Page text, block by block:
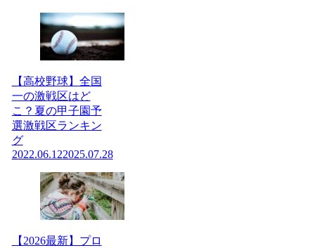
【高校野球】全国
一の激戦区はど
こ？夏の甲子園予
選激戦区ランキン
グ
2022.06.122025.07.28
【2026最新】プロ